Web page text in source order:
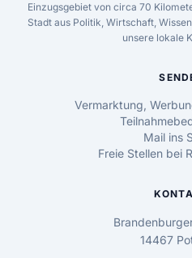
Einzugsgebiet von circa 70
Stadt aus Politik, Wirtschaft,
unsere lokale
Vermarktung,
Mail ins
Freie Stellen bei
14467